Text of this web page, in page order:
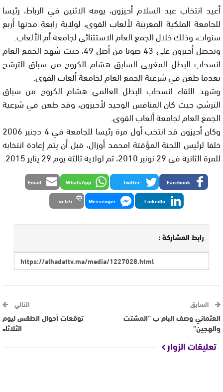
أعيد انتخاب عبد السلام أحيزون، يومه الاثنين في الرباط، رئيسا
للجامعة الملكية المغربية لألعاب القوى، لولاية رابعة مدتها أربع
سنوات، وذلك خلال الجمع العام الاستثنائي لجامعة أم الألعاب.
وتحصل أحيزون على 43 صوتا من أصل 49، حيث شهد الجمع العام
انسحاب البطل المغربي السابق هشام الكروج من سباق الترشح
بعدما طعن في شرعية الجمع العام لجامعة ألعاب القوى.
وشهد اللقاء انسحاب البطل العالمي هشام الكروج من سباق
الترشح، حيث كان المنافس الوحيد لأحيزون، وقد طعن في شرعية
الجمع العام لجامعة ألعاب القوى.
وكان أحيزون قد انتخب أول مرة رئيسا للجامعة في 4 دجنبر 2006
خلفا لرئيس اللجنة المؤقتة امحمد أوزال، قبل أن يتم إعادة انتخابه
للمرة الثانية في 29 نونبر 2010، ثم لولاية ثالثة يوم 29 يناير 2015.
Facebook
Twitter
WhatsApp
Email
LinkedIn
Messenger طباعة
رابط المشاركة :
السابق
العثماني وصف البام ب “المشتت
والهجين”
التالي
توقعات أحوال الطقس ليوم
الثلاثاء
تعليقات الزوار